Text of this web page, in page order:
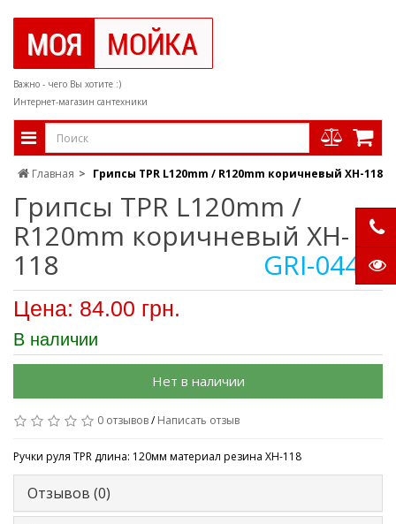
Важно - чего Вы хотите :)
Интернет-магазин сантехники
Главная Грипсы TPR L120mm / R120mm коричневый XH-118
Грипсы TPR L120mm /
R120mm коричневый XH-
118
GRI-044-1
Цена: 84.00 грн.
В наличии
Нет в наличии
0 отзывов/Написать отзыв
Ручки руля TPR длина: 120мм материал резина XH-118
Отзывов (0)